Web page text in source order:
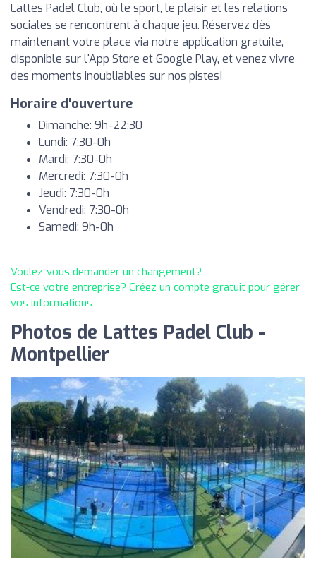
Lattes Padel Club, où le sport, le plaisir et les relations
sociales se rencontrent à chaque jeu. Réservez dès
maintenant votre place via notre application gratuite,
disponible sur l'App Store et Google Play, et venez vivre
des moments inoubliables sur nos pistes!
Horaire d'ouverture
Dimanche: 9h-22:30
Lundi: 7:30-0h
Mardi: 7:30-0h
Mercredi: 7:30-0h
Jeudi: 7:30-0h
Vendredi: 7:30-0h
Samedi: 9h-0h
Voulez-vous demander un changement?
Est-ce votre entreprise? Créez un compte gratuit pour gérer
vos informations
Photos de Lattes Padel Club -
Montpellier